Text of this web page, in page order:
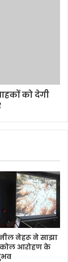
को देगी
नेहरू ने साझा
आरोहण के